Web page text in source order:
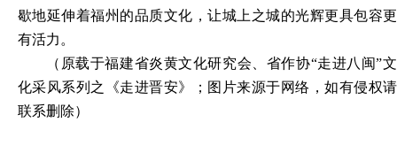
歇地延伸着福州的品质文化，让城上之城的光辉更具包容更
有活力。
（ 原载于福建省炎黄文化研究会、省作协“走进八闽”文
化采风系列之《走进晋安》；图片来源于网络，如有侵权请
联系删除）